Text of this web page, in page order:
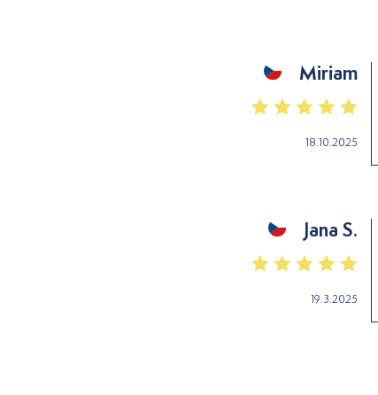
Miriam
18.10.2025
Jana S.
19.3.2025